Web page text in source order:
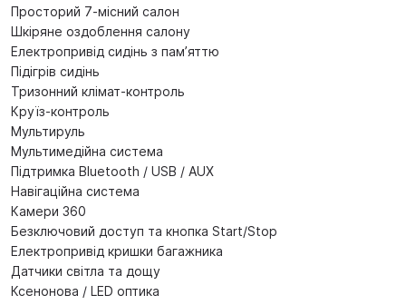
Просторий 7-місний салон
Шкіряне оздоблення салону
Електропривід сидінь з пам’яттю
Підігрів сидінь
Тризонний клімат-контроль
Круїз-контроль
Мультируль
Мультимедійна система
Підтримка Bluetooth / USB / AUX
Навігаційна система
Камери 360
Безключовий доступ та кнопка Start/Stop
Електропривід кришки багажника
Датчики світла та дощу
Ксенонова / LED оптика